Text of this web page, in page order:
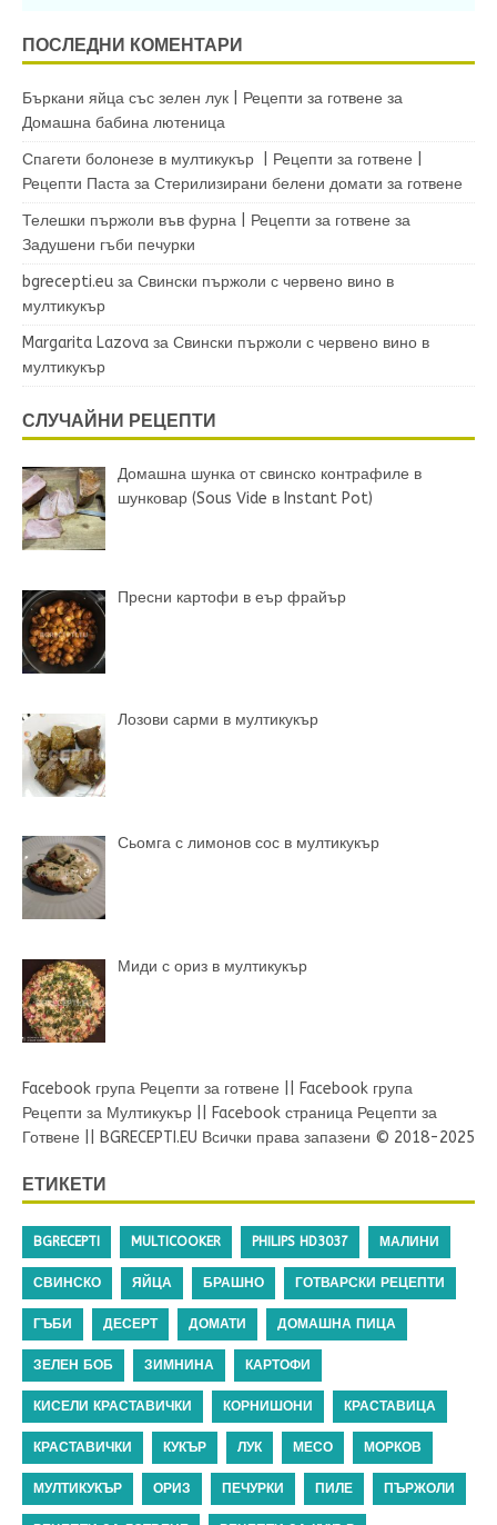
ПОСЛЕДНИ КОМЕНТАРИ
Бъркани яйца със зелен лук | Рецепти за готвене за
Домашна бабина лютеница
Спагети болонезе в мултикукър | Рецепти за готвене |
Рецепти Паста за Стерилизирани белени домати за готвене
Телешки пържоли във фурна | Рецепти за готвене за
Задушени гъби печурки
bgrecepti.eu за Свински пържоли с червено вино в
мултикукър
Margarita Lazova за Свински пържоли с червено вино в
мултикукър
СЛУЧАЙНИ РЕЦЕПТИ
Домашна шунка от свинско контрафиле в
шунковар (Sous Vide в Instant Pot)
Пресни картофи в еър фрайър
Лозови сарми в мултикукър
Сьомга с лимонов сос в мултикукър
Миди с ориз в мултикукър
Facebook група Рецепти за готвене
Facebook група
Рецепти за Мултикукър
Facebook страница Рецепти за
Готвене
BGRECEPTI.EU Всички права запазени © 2018-2025
ЕТИКЕТИ
BGRECEPTI MULTICOOKER PHILIPS HD3037 МАЛИНИ
СВИНСКО ЯЙЦА БРАШНО ГОТВАРСКИ РЕЦЕПТИ
ГЪБИ ДЕСЕРТ ДОМАТИ ДОМАШНА ПИЦА
ЗЕЛЕН БОБ ЗИМНИНА КАРТОФИ
КИСЕЛИ КРАСТАВИЧКИ КОРНИШОНИ КРАСТАВИЦА
КРАСТАВИЧКИ КУКЪР ЛУК МЕСО МОРКОВ
МУЛТИКУКЪР ОРИЗ ПЕЧУРКИ ПИЛЕ ПЪРЖОЛИ